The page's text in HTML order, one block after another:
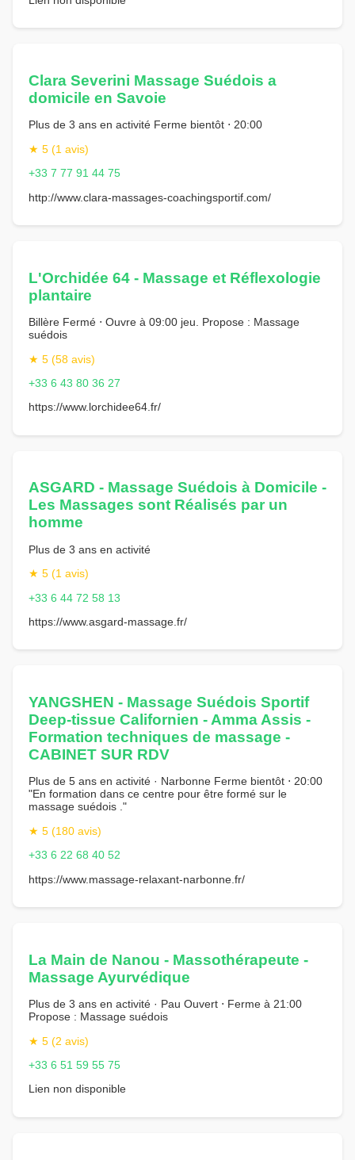
Clara Severini Massage Suédois a
domicile en Savoie
Plus de 3 ans en activité Ferme bientôt ⋅ 20:00
★ 5 (1 avis)
+33 7 77 91 44 75
http://www.clara-massages-coachingsportif.com/
L'Orchidée 64 - Massage et Réflexologie
plantaire
Billère Fermé ⋅ Ouvre à 09:00 jeu. Propose : Massage
suédois
★ 5 (58 avis)
+33 6 43 80 36 27
https://www.lorchidee64.fr/
ASGARD - Massage Suédois à Domicile -
Les Massages sont Réalisés par un
homme
Plus de 3 ans en activité
★ 5 (1 avis)
+33 6 44 72 58 13
https://www.asgard-massage.fr/
YANGSHEN - Massage Suédois Sportif
Deep-tissue Californien - Amma Assis -
Formation techniques de massage -
CABINET SUR RDV
Plus de 5 ans en activité · Narbonne Ferme bientôt ⋅ 20:00
"En formation dans ce centre pour être formé sur le
massage suédois ."
★ 5 (180 avis)
+33 6 22 68 40 52
https://www.massage-relaxant-narbonne.fr/
La Main de Nanou - Massothérapeute -
Massage Ayurvédique
Plus de 3 ans en activité · Pau Ouvert ⋅ Ferme à 21:00
Propose : Massage suédois
★ 5 (2 avis)
+33 6 51 59 55 75
Lien non disponible